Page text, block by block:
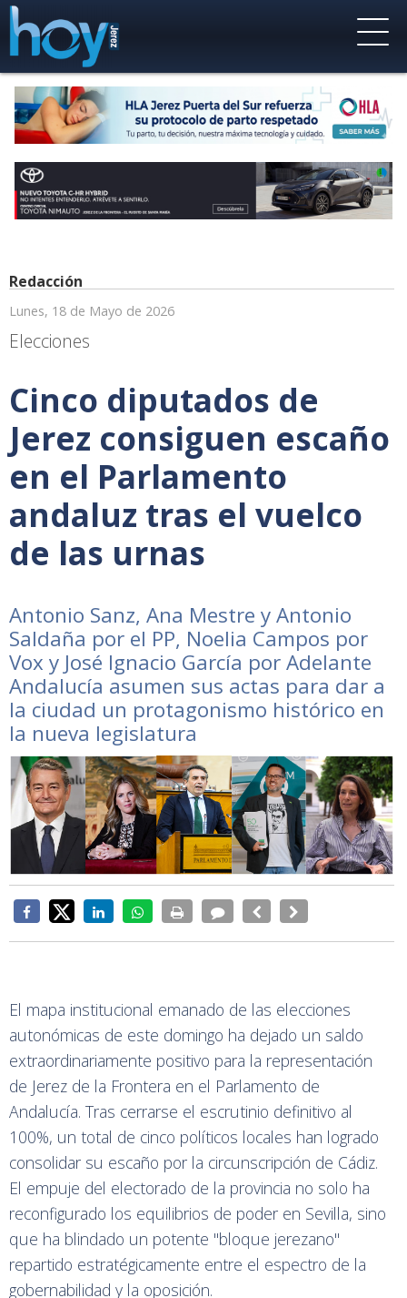
Redacción
Lunes, 18 de Mayo de 2026
Elecciones
Cinco diputados de
Jerez consiguen escaño
en el Parlamento
andaluz tras el vuelco
de las urnas
Antonio Sanz, Ana Mestre y Antonio
Saldaña por el PP, Noelia Campos por
Vox y José Ignacio García por Adelante
Andalucía asumen sus actas para dar a
la ciudad un protagonismo histórico en
la nueva legislatura
El mapa institucional emanado de las elecciones
autonómicas de este domingo ha dejado un saldo
extraordinariamente positivo para la representación
de Jerez de la Frontera en el Parlamento de
Andalucía. Tras cerrarse el escrutinio definitivo al
100%, un total de cinco políticos locales han logrado
consolidar su escaño por la circunscripción de Cádiz.
El empuje del electorado de la provincia no solo ha
reconfigurado los equilibrios de poder en Sevilla, sino
que ha blindado un potente "bloque jerezano"
repartido estratégicamente entre el espectro de la
gobernabilidad y la oposición.